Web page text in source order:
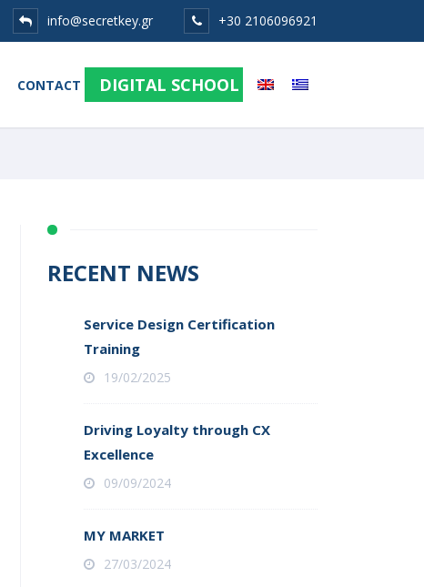
info@secretkey.gr +30 2106096921
CONTACT DIGITAL SCHOOL
RECENT NEWS
Service Design Certification
Training
19/02/2025
Driving Loyalty through CX
Excellence
09/09/2024
MY MARKET
27/03/2024